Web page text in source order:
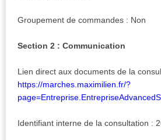
Groupement de commandes : Non
Section 2 : Communication
Lien direct aux documents de la
https://marches.maximilien.fr/?
Identifiant interne de la consultation :